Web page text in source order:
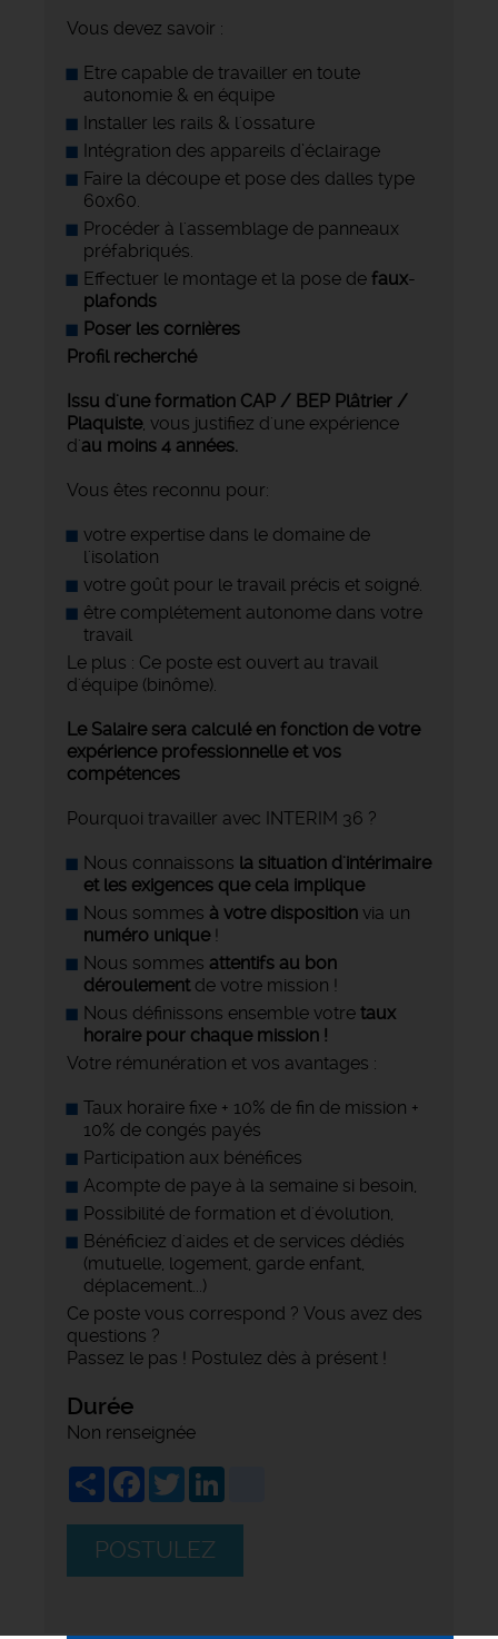
Vous devez savoir :
Etre capable de travailler en toute
autonomie & en équipe
Installer les rails & l'ossature
Intégration des appareils d’éclairage
Faire la découpe et pose des dalles type
60x60.
Procéder à l'assemblage de panneaux
préfabriqués.
Effectuer le montage et la pose de faux-
plafonds
Poser les cornières
Profil recherché
Issu d'une formation CAP / BEP Plâtrier /
Plaquiste, vous justifiez d'une expérience
d'au moins 4 années.
Vous êtes reconnu pour:
votre expertise dans le domaine de
l'isolation
votre goût pour le travail précis et soigné.
être complétement autonome dans votre
travail
Le plus : Ce poste est ouvert au travail
d'équipe (binôme).
Le Salaire sera calculé en fonction de votre
expérience professionnelle et vos
compétences
Pourquoi travailler avec INTERIM 36 ?
Nous connaissons la situation d'intérimaire
et les exigences que cela implique
Nous sommes à votre disposition via un
numéro unique!
Nous sommes attentifs au bon
déroulementde votre mission !
Nous définissons ensemble votre taux
horaire pour chaque mission !
Votre rémunération et vos avantages :
Taux horaire fixe + 10% de fin de mission +
10% de congés payés
Participation aux bénéfices
Acompte de paye à la semaine si besoin,
Possibilité de formation et d'évolution,
Bénéficiez d'aides et de services dédiés
(mutuelle, logement, garde enfant,
déplacement...)
Ce poste vous correspond ? Vous avez des
questions ?
Passez le pas ! Postulez dès à présent !
Durée
Non renseignée
ShareFacebook
Twitter
POSTULEZ